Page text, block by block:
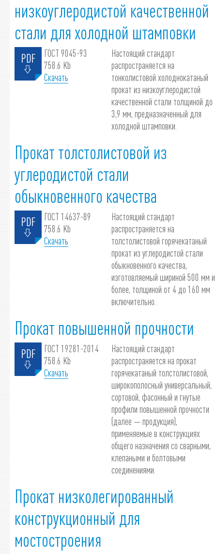
низкоуглеродистой качественной
стали для холодной штамповки
ГОСТ 9045-93
758.6 Kb
Скачать
Настоящий стандарт
распространяется на
тонколистовой холоднокатаный
прокат из низкоуглеродистой
качественной стали толщиной до
3,9 мм, предназначенный для
холодной штамповки.
Прокат толстолистовой из
углеродистой стали
обыкновенного качества
ГОСТ 14637-89
758.6 Kb
Скачать
Настоящий стандарт
распространяется на
толстолистовой горячекатаный
прокат из углеродистой стали
обыкновенного качества,
изготовляемый шириной 500 мм и
более, толщиной от 4 до 160 мм
включительно.
Прокат повышенной прочности
ГОСТ 19281-2014
758.6 Kb
Скачать
Настоящий стандарт
распространяется на прокат
горячекатаный толстолистовой,
широкополосный универсальный,
сортовой, фасонный и гнутые
профили повышенной прочности
(далее — продукция),
применяемые в конструкциях
общего назначения со сварными,
клепаными и болтовыми
соединениями.
Прокат низколегированный
конструкционный для
мостостроения